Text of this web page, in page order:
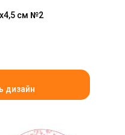
см №2
дизайн